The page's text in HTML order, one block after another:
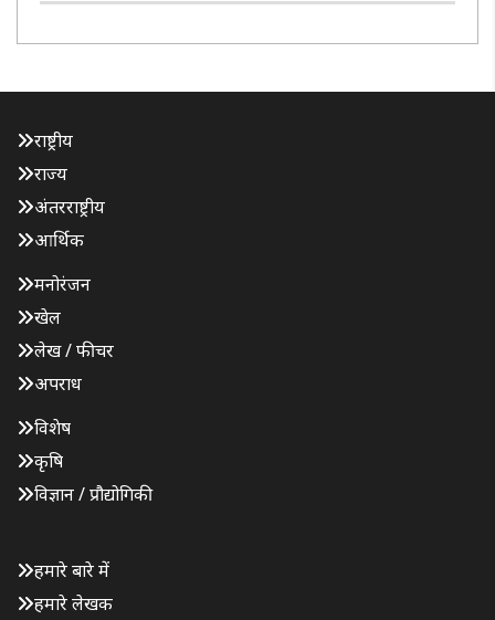
गठन किया..
राष्ट्रीय
राज्य
अंतरराष्ट्रीय
आर्थिक
मनोरंजन
खेल
लेख / फीचर
अपराध
विशेष
कृषि
विज्ञान / प्रौद्योगिकी
हमारे बारे में
हमारे लेखक